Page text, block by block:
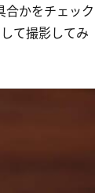
合かをチェック
て撮影してみ